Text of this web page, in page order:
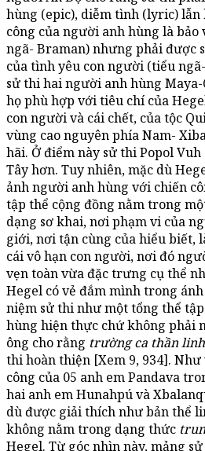
hùng (epic), diễm tình (lyric)
công của người anh hùng là bảo
ngã- Braman) nhưng phải được
của tình yêu con người (tiểu
sử thi hai người anh hùng
họ phù hợp với tiêu chí của
con người và cái chết, của tộc
vùng cao nguyên phía Nam-
hãi. Ở điểm này sử thi Popol
Tây hơn. Tuy nhiên, mặc dù
ảnh người anh hùng với chiến
tập thể cộng đồng nằm trong
dạng sơ khai, nơi phạm vi của
giới, nơi tận cùng của hiểu biết,
cái vô hạn con người, nơi đó
vẹn toàn vừa đặc trưng cụ thể
Hegel có vẻ đắm mình trong
niệm sử thi như một tổng thể
hùng hiện thực chứ không phải
ông cho rằng trường ca thần linh
thi hoàn thiện [Xem 9, 934].
công của 05 anh em Pandava
hai anh em Hunahpú và
dù được giải thích như bản thể
không nằm trong dạng thức
Hegel. Từ góc nhìn này, mảng